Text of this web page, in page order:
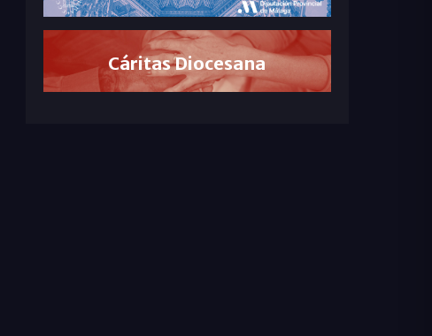
Cáritas Diocesana